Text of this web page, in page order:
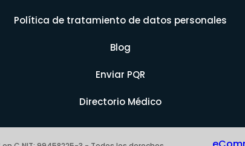
Política de tratamiento de datos personales
Blog
Enviar PQR
Directorio Médico